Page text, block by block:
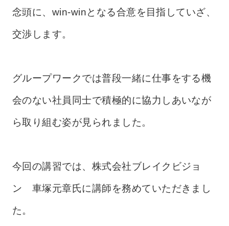
念頭に、win-winとなる合意を目指していざ、
交渉します。
グループワークでは普段一緒に仕事をする機
会のない社員同士で積極的に協力しあいなが
ら取り組む姿が見られました。
今回の講習では、株式会社ブレイクビジョ
ン 車塚元章氏に講師を務めていただきまし
た。